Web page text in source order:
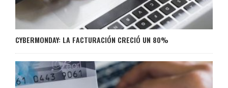
CYBERMONDAY: LA FACTURACIÓN CRECIÓ UN 80%